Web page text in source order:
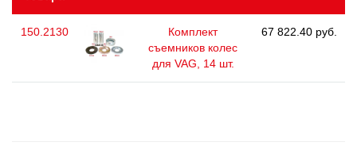
150.2130
Комплект
съемников колес
для VAG, 14 шт.
67 822.40 руб.